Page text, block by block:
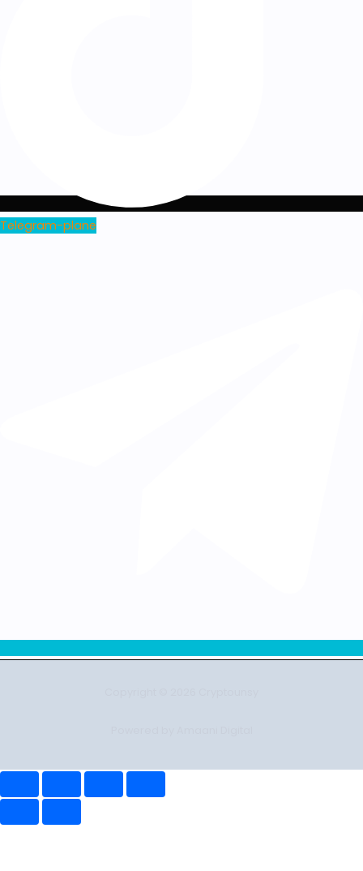
Telegram-plane